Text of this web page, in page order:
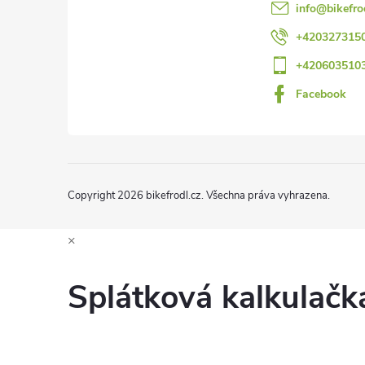
r
i
info@
Facebook
Copyright 2026 bikefrodl.cz. Všechna práva vyhrazena.
×
Splátková